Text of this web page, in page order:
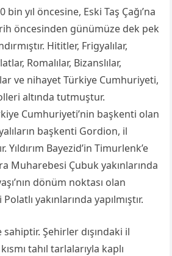
yıl öncesine, Eski Taş Çağı’na
öncesinden günümüze dek pek
Hititler, Frigyalılar,
Romalılar, Bizanslılar,
ve nihayet Türkiye Cumhuriyeti,
altında tutmuştur.
Cumhuriyeti’nin başkenti olan
başkenti Gordion, il
Yıldırım Bayezid’in Timurlenk’e
Muharebesi Çubuk yakınlarında
dönüm noktası olan
yakınlarında yapılmıştır.
Şehirler dışındaki il
tahıl tarlalarıyla kaplı